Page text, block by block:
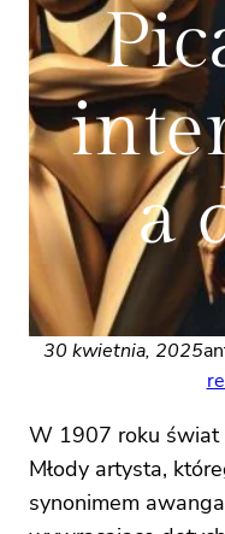
a
30 kwietnia, 2025
W 1907 roku świat
Młody artysta,
synonimem